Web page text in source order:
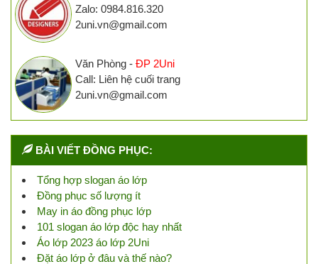
Zalo: 0984.816.320
2uni.vn@gmail.com
Văn Phòng - ĐP 2Uni
Call: Liên hệ cuối trang
2uni.vn@gmail.com
BÀI VIẾT ĐỒNG PHỤC:
Tổng hợp slogan áo lớp
Đồng phục số lượng ít
May in áo đồng phục lớp
101 slogan áo lớp độc hay nhất
Áo lớp 2023 áo lớp 2Uni
Đặt áo lớp ở đâu và thế nào?